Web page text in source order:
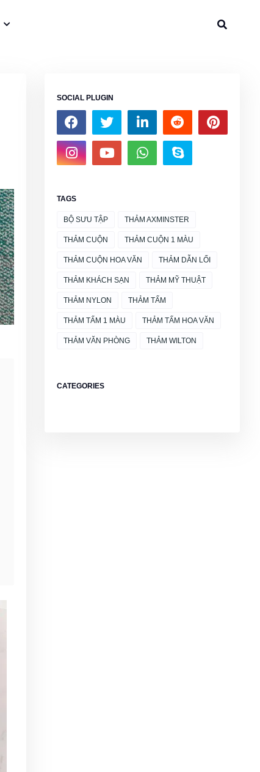
SOCIAL PLUGIN
TAGS
BỘ SƯU TẬP THẢM AXMINSTER
THẢM CUỘN THẢM CUỘN 1 MÀU
THẢM CUỘN HOA VĂN THẢM DẪN LỐI
THẢM KHÁCH SẠN THẢM MỸ THUẬT
THẢM NYLON THẢM TẤM
THẢM TẤM 1 MÀU THẢM TẤM HOA VĂN
THẢM VĂN PHÒNG THẢM WILTON
CATEGORIES